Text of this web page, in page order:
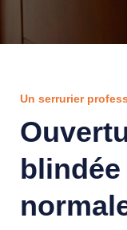
Un serrurier